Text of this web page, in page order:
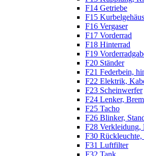
F14 Getriebe
F15
F16 Vergaser
F17 Vorderrad
F18 Hinterrad
F19
F20 Ständer
F21 Federbein,
F22 Elektrik,
F23 Scheinwerfer
F24 Lenker,
F25 Tacho
F26 Blinker,
F28 Verkleidung,
F30 Rückleuchte,
F31 Luftfilter
F32 Tank